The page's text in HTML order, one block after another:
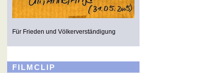
Für Frieden und Völkerverständigung
FILMCLIP